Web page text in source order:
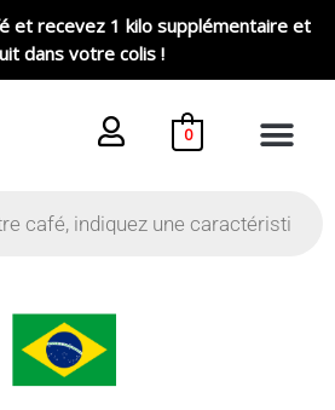
et recevez 1 kilo supplémentaire et
dans votre colis !
0
Plage
de
prix :
6,70 €